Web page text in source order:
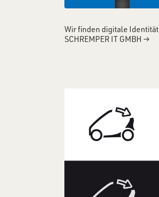
Wir finden digitale Identität
SCHREMPER IT GMBH →